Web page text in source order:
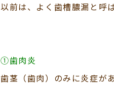
以前は、よく歯槽膿漏と呼
①歯肉炎
歯茎（歯肉）のみに炎症が